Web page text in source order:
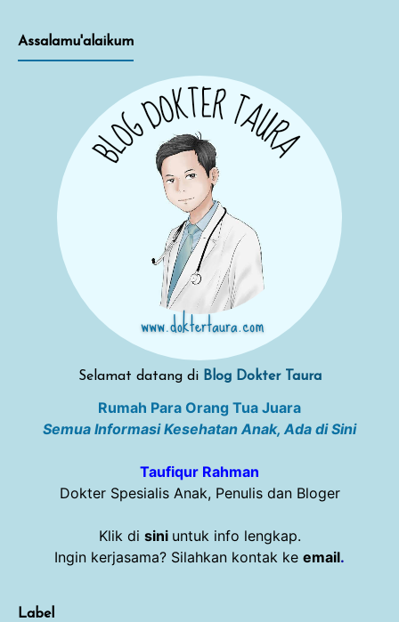
Assalamu'alaikum
Selamat datang di Blog Dokter Taura
Rumah Para Orang Tua Juara
Semua Informasi Kesehatan Anak, Ada di Sini
Taufiqur Rahman
Dokter Spesialis Anak, Penulis dan Bloger
Klik di sini untuk info lengkap.
Ingin kerjasama? Silahkan kontak ke email.
Label